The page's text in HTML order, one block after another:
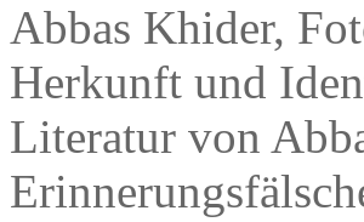
Abbas Khider,
Herkunft und
Literatur von